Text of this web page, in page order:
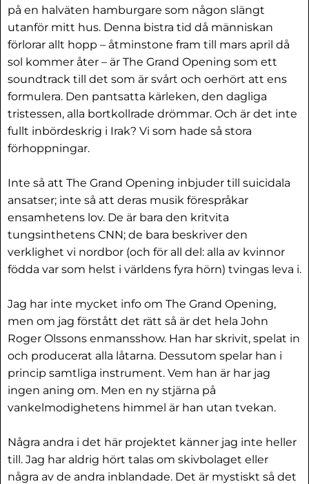
på en halväten hamburgare som någon slängt
utanför mitt hus. Denna bistra tid då människan
förlorar allt hopp – åtminstone fram till mars april då
sol kommer åter – är The Grand Opening som ett
soundtrack till det som är svårt och oerhört att ens
formulera. Den pantsatta kärleken, den dagliga
tristessen, alla bortkollrade drömmar. Och är det inte
fullt inbördeskrig i Irak? Vi som hade så stora
förhoppningar.
Inte så att The Grand Opening inbjuder till suicidala
ansatser; inte så att deras musik förespråkar
ensamhetens lov. De är bara den kritvita
tungsinthetens CNN; de bara beskriver den
verklighet vi nordbor (och för all del: alla av kvinnor
födda var som helst i världens fyra hörn) tvingas leva i.
Jag har inte mycket info om The Grand Opening,
men om jag förstått det rätt så är det hela John
Roger Olssons enmansshow. Han har skrivit, spelat in
och producerat alla låtarna. Dessutom spelar han i
princip samtliga instrument. Vem han är har jag
ingen aning om. Men en ny stjärna på
vankelmodighetens himmel är han utan tvekan.
Några andra i det här projektet känner jag inte heller
till. Jag har aldrig hört talas om skivbolaget eller
några av de andra inblandade. Det är mystiskt så det